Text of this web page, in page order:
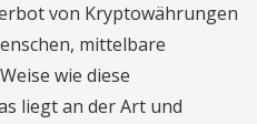
von Kryptowährungen
mittelbare
wie diese
liegt an der Art und